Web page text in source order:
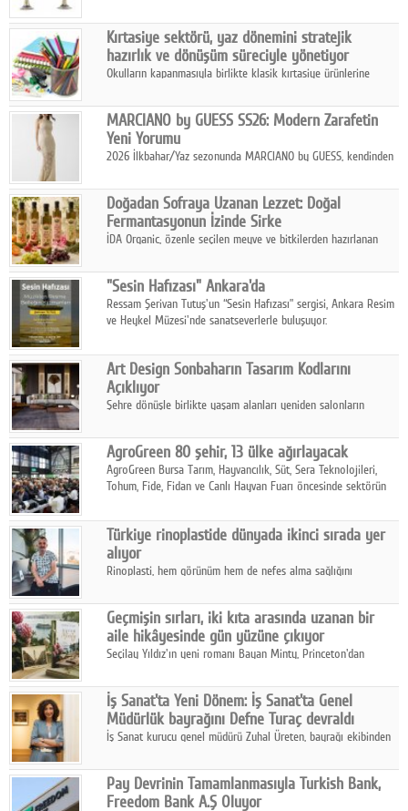
Ağustos'ta Arthill Müzecilik'in düzenleyeceği özel müzayedede
koleksiyonerlerle buluşuyor
Kırtasiye sektörü, yaz dönemini stratejik
hazırlık ve dönüşüm süreciyle yönetiyor
Okulların kapanmasıyla birlikte klasik kırtasiye ürünlerine
sanat ve eğitici aktivite ürünleriyle dinamik bir biçimde
geçiriyor.
MARCIANO by GUESS SS26: Modern Zarafetin
Yeni Yorumu
2026 İlkbahar/Yaz sezonunda MARCIANO by GUESS, kendinden
Doğadan Sofraya Uzanan Lezzet: Doğal
Fermantasyonun İzinde Sirke
İDA Organic, özenle seçilen meyve ve bitkilerden hazırlanan
sofralarına taşıyor.
"Sesin Hafızası" Ankara'da
Ressam Şerivan Tutuş'un “Sesin Hafızası” sergisi, Ankara Resim
ve Heykel Müzesi'nde sanatseverlerle buluşuyor.
Art Design Sonbaharın Tasarım Kodlarını
Açıklıyor
Şehre dönüşle birlikte yaşam alanları yeniden salonların
sonbaharın tasarım kodlarını açıklıyor.
AgroGreen 80 şehir, 13 ülke ağırlayacak
AgroGreen Bursa Tarım, Hayvancılık, Süt, Sera Teknolojileri,
Tohum, Fide, Fidan ve Canlı Hayvan Fuarı öncesinde sektörün
Türkiye rinoplastide dünyada ikinci sırada yer
alıyor
Rinoplasti, hem görünüm hem de nefes alma sağlığını
biri konumunda.
Geçmişin sırları, iki kıta arasında uzanan bir
aile hikâyesinde gün yüzüne çıkıyor
Seçilay Yıldız'ın yeni romanı Bayan Minty, Princeton'dan
katmanlı bir aile hikâyesi anlatıyor.
İş Sanat'ta Yeni Dönem: İş Sanat'ta Genel
Müdürlük bayrağını Defne Turaç devraldı
İş Sanat kurucu genel müdürü Zuhal Üreten, bayrağı ekibinden
Pay Devrinin Tamamlanmasıyla Turkish Bank,
Freedom Bank A.Ş Oluyor